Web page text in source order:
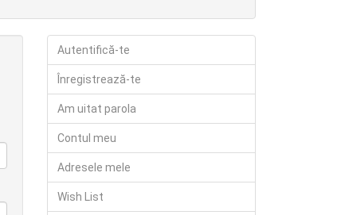
Autentifică-te
Înregistrează-te
Am uitat parola
Contul meu
Adresele mele
Wish List